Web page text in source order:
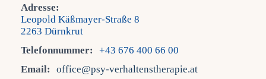
Adresse:
Leopold Käßmayer-Straße 8
2263 Dürnkrut
Telefonnummer:
+43 676 400 66 00
Email:
office@psy-verhaltenstherapie.at